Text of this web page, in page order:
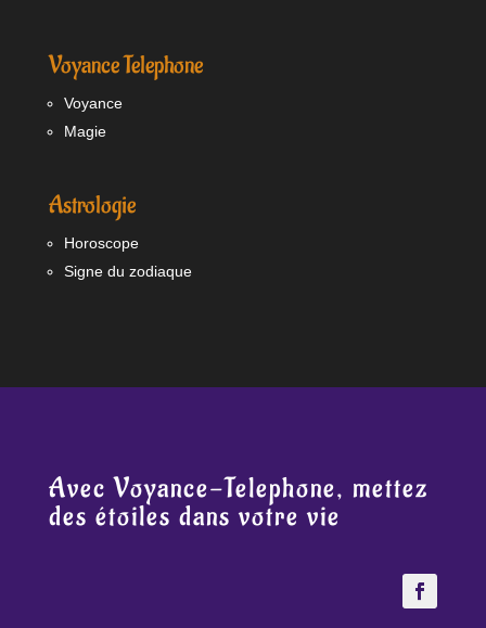
Voyance Telephone
Voyance
Magie
Astrologie
Horoscope
Signe du zodiaque
Avec Voyance-Telephone, mettez
des étoiles dans votre vie